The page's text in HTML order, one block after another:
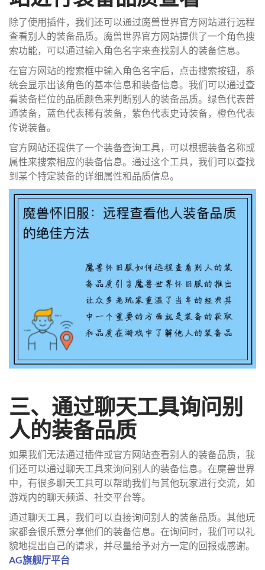
除了使用插件，我们还可以通过魔兽世界官方网站进行远程
查看别人的装备品质。魔兽世界官方网站提供了一个角色搜
索功能，可以通过输入角色名字来查找别人的装备信息。
在官方网站的搜索框中输入角色名字后，点击搜索按钮，系
统会显示出该角色的基本信息和装备信息。我们可以通过查
看装备栏位的品质颜色来判断别人的装备品质。绿色代表普
通装备，蓝色代表稀有装备，紫色代表史诗装备，橙色代表
传说装备。
官方网站还提供了一个装备查询工具，可以根据装备名称或
属性来搜索相应的装备信息。通过这个工具，我们可以查找
到某个特定装备的详细属性和品质信息。
三、通过聊天工具询问别
人的装备品质
如果我们无法通过插件或官方网站查看别人的装备品质，我
们还可以通过聊天工具来询问别人的装备信息。在魔兽世界
中，有很多聊天工具可以帮助我们与其他玩家进行交流，如
游戏内的聊天频道、社交平台等。
通过聊天工具，我们可以直接询问别人的装备品质。其他玩
家都会很乐意分享他们的装备信息。在询问时，我们可以礼
貌地提出自己的请求，并尽量给予对方一定的回报或感谢。
AG旗舰厅平台